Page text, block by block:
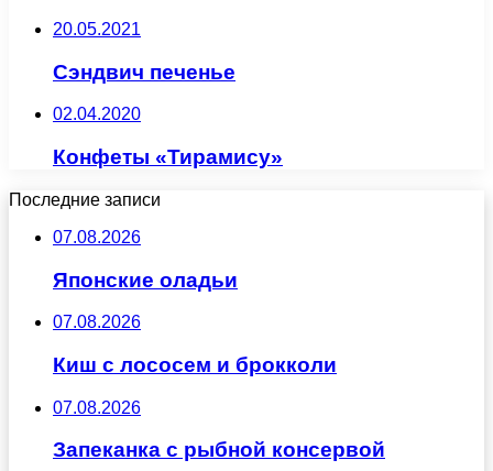
20.05.2021
Сэндвич печенье
02.04.2020
Конфеты «Тирамису»
Последние записи
07.08.2026
Японские оладьи
07.08.2026
Киш с лососем и брокколи
07.08.2026
Запеканка с рыбной консервой